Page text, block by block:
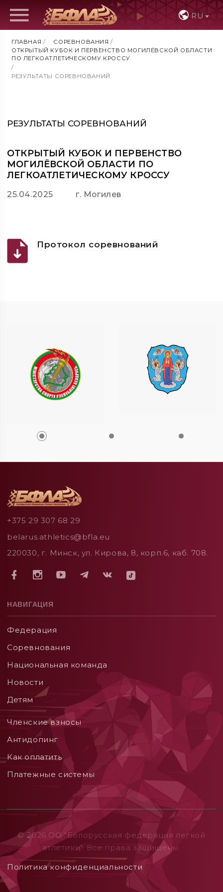
RU
ГЛАВНАЯ / СОРЕВНОВАНИЯ /
ОТКРЫТЫЙ КУБОК И ПЕРВЕНСТВО МОГИЛЁВСКОЙ ОБЛАСТИ
ПО ЛЕГКОАТЛЕТИЧЕСКОМУ КРОССУ
/
РЕЗУЛЬТАТЫ СОРЕВНОВАНИЙ
РЕЗУЛЬТАТЫ СОРЕВНОВАНИЙ
ОТКРЫТЫЙ КУБОК И ПЕРВЕНСТВО
МОГИЛЁВСКОЙ ОБЛАСТИ ПО
ЛЕГКОАТЛЕТИЧЕСКОМУ КРОССУ
25.04.2025 г. Могилев
Протокол соревнований
+375 29 307 68 29
belarus.athletics@bfla.eu
220030, г. Минск, ул. Кирова, 8, корп.6, каб. 708.
НАВИГАЦИЯ
Федерация
Соревнования
Национальная команда
Новости
Детям
Членские взносы
Aнтидопинг
Как оплатить
Платежные системы
© 2026 ОO "Белорусская федерация легкой
атлетики". Все права защищены.
Политика конфиденциальности